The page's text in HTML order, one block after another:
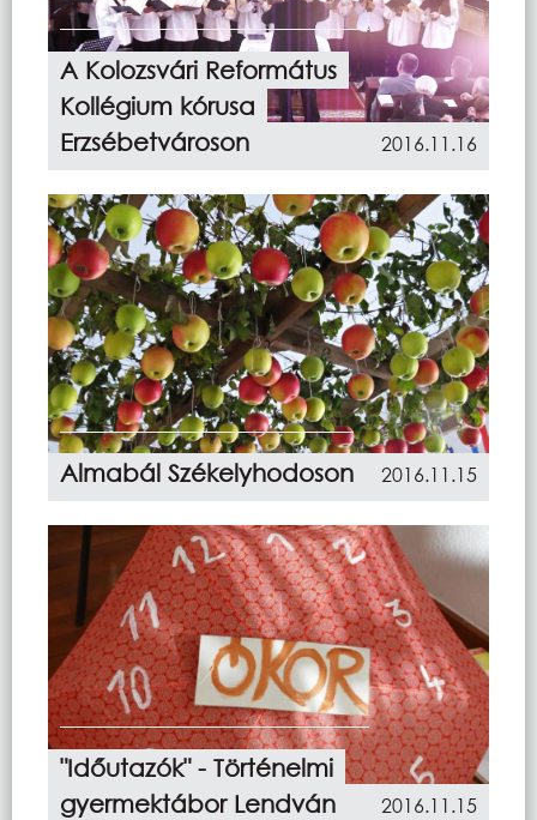
A Kolozsvári Református
Kollégium kórusa
Erzsébetvároson
2016.11.16
Almabál Székelyhodoson 2016.11.15
"Időutazók" - Történelmi
gyermektábor Lendván
2016.11.15